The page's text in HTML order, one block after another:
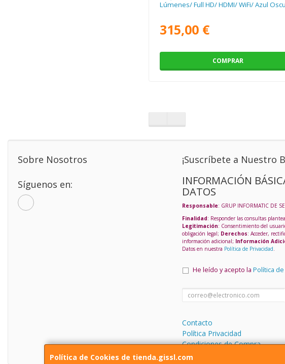
Lúmenes/ Full HD/ HDMI/ WiFi/ Azul
315,00 €
COMPRAR
Política de Cookies de tienda.gissl.com
Sobre Nosotros
Síguenos en:
¡Suscríbete a Nuestro
INFORMACIÓN
DATOS
Responsable: GRUP INFORMATIC DE
Finalidad: Responder las consultas
Legitimación: Consentimiento del
obligación legal; Derechos: Acceder,
información adicional; Información
Datos en nuestra Política de Privacidad.
He leído y acepto la Política
Contacto
Política Privacidad
Condiciones de Compra